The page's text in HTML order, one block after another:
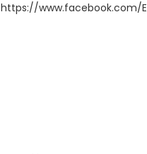
https://www.facebook.com/